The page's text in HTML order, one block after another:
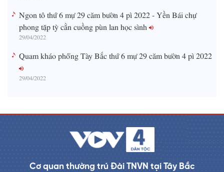
Ngon tô thứ 6 mự 29 căm bườn 4 pì 2022 - Yền Bái chự
phong tặp tỳ cằn cuồng pùn lan học sình
29/04/2022
Quam kháo phổng Tày Bắc thứ 6 mự 29 căm bườn 4 pì 2022
29/04/2022
Cơ quan thường trú Đài TNVN tại Tây Bắc